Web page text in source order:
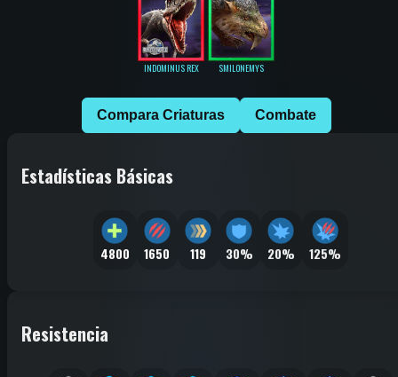
INDOMINUS REX SMILONEMYS
Compara Criaturas Combate
Estadísticas Básicas
4800 1650 119 30% 20% 125%
Resistencia